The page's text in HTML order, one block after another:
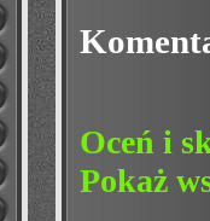
Oceń i
Pokaż